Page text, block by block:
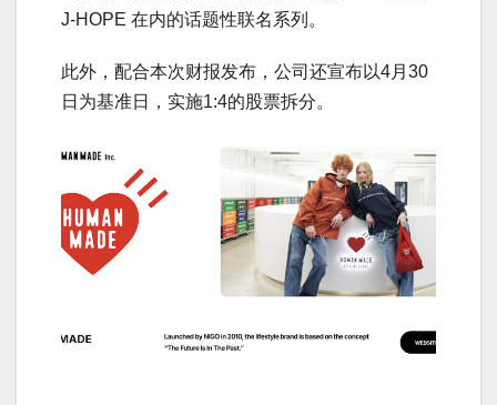
J-HOPE 在内的话题性联名系列。
此外，配合本次财报发布，公司还宣布以4月30
日为基准日，实施1:4的股票拆分。